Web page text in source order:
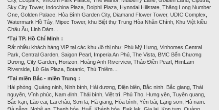
Sky City Tower, Indochina Plaza, Dolphil Plaza, Hynndai Hillstate, Thăng Long Number
One, Golden Palace, Hòa Bình Garden City, Diamand Flower Tower, UDIC Complex,
Watermark Hồ Tây, Mipec Tower, khu Biệt thự Trung Hòa Nhân Chính, Khu Việt kiều
Châu Âu, Linh Đàm…
*Tại TP. Hồ Chí Minh :
Rất nhiều khách hàng VIP tại các khu đô thị như: Phú Mỹ Hưng, Vinhomes Central
Park, Central Garden, Saigon Pearl, Imperia An Phú, The Vista, BMC Bến Chương
Dương, City Garden, Horizon, Hoàng Anh Riverview, Thảo Điền Pearl, HimLam
Riverside, Lữ Gia Plaza, Botanic, Thủ Thiêm…
*Tại miền Bắc - miền Trung :
Hải phòng, Quảng ninh, Ninh bình, Hải dương, Điện biên, Bắc ninh, Bắc giang, Thái
nguyên, Vĩnh phúc, Nam định, Thái bình, Việt trì, Phú Thọ, Hưng yên, Tuyên quang,
Bắc kạn, Lào cai, Lai châu, Sơn la, Hà giang, Hòa bình, Yên bái, Lạng sơn, Hà nam.